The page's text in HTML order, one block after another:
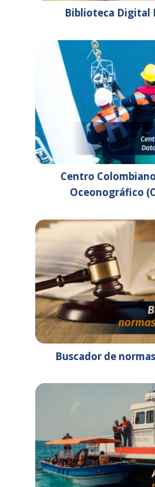
08:00 am - 12:00 am
25 de febrero de 2026
Todo
el día
Todo
Todo
el día
08:00 am - 12:00 am
26 de febrero de 2026
Todo
el día
Biblioteca Digital
Centro
Oceonográfico
Buscador de